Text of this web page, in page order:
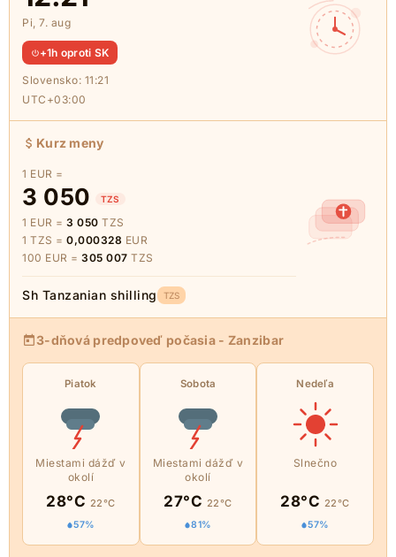
Pi, 7. aug
+1h oproti SK
Slovensko: 11:21
UTC+03:00
Kurz meny
1 EUR =
3 050 TZS
1 EUR = 3 050 TZS
1 TZS = 0,000328 EUR
100 EUR = 305 007 TZS
Sh Tanzanian shilling TZS
3-dňová predpoveď počasia - Zanzibar
Piatok
Miestami dážď v
okolí
28°C 22°C
57%
Sobota
Miestami dážď v
okolí
27°C 22°C
81%
Nedeľa
Slnečno
28°C 22°C
57%